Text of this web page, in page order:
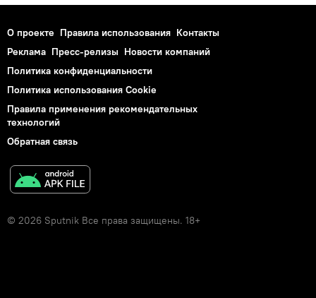
О проекте Правила использования Контакты
Реклама Пресс-релизы Новости компаний
Политика конфиденциальности
Политика использования Cookie
Правила применения рекомендательных
технологий
Обратная связь
© 2026 Sputnik Все права защищены. 18+